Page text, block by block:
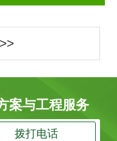
案与工程服务
拨打电话